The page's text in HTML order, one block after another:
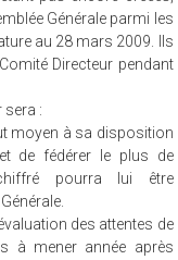
Générale parmi les
au 28 mars 2009. Ils
Directeur pendant
sera :
moyen à sa disposition
et de fédérer le plus de
pourra lui être
des attentes de
à mener année après